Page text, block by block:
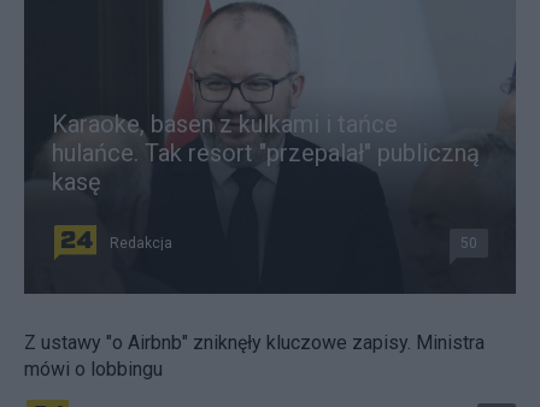
Karaoke, basen z kulkami i tańce
hulańce. Tak resort "przepalał" publiczną
kasę
Redakcja 50
Z ustawy "o Airbnb" zniknęły kluczowe zapisy. Ministra
mówi o lobbingu